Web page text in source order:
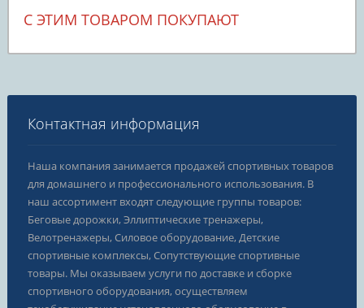
С ЭТИМ ТОВАРОМ ПОКУПАЮТ
Контактная информация
Наша компания занимается продажей спортивных товаров
для домашнего и профессионального использования. В
наш ассортимент входят следующие группы товаров:
Беговые дорожки, Эллиптические тренажеры,
Велотренажеры, Силовое оборудование, Детские
спортивные комплексы, Сопутствующие спортивные
товары. Мы оказываем услуги по доставке и сборке
спортивного оборудования, осуществляем